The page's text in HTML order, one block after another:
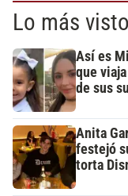
Lo más visto
Así es
que
de sus
Anita
festejó
torta